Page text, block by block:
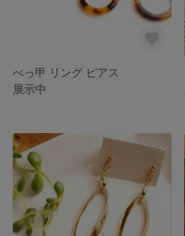
べっ甲 リング ピアス
展示中